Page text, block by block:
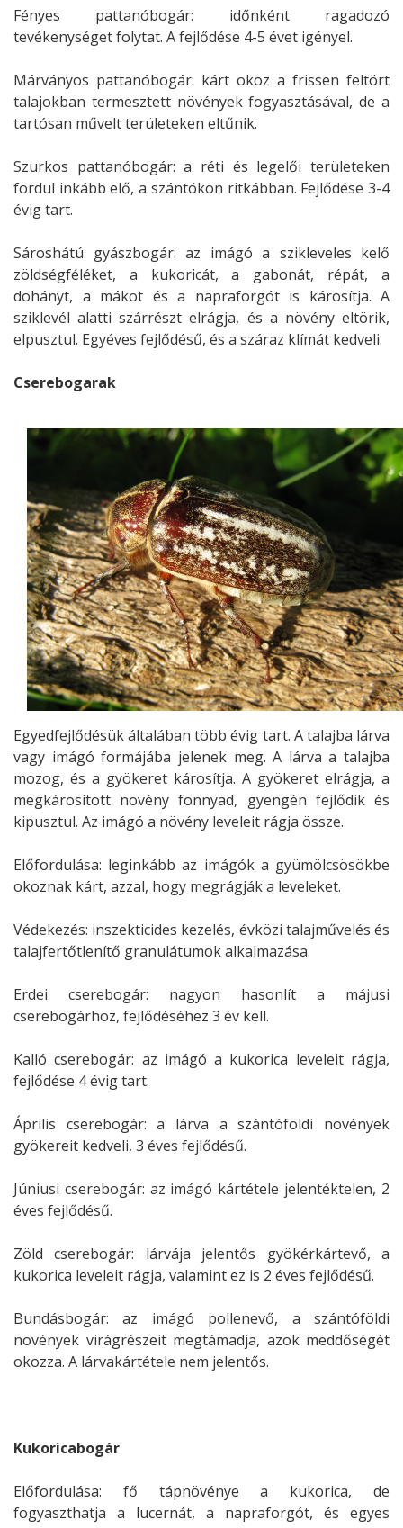
Fényes pattanóbogár: időnként ragadozó
tevékenységet folytat. A fejlődése 4-5 évet igényel.
Márványos pattanóbogár: kárt okoz a frissen feltört
talajokban termesztett növények fogyasztásával, de a
tartósan művelt területeken eltűnik.
Szurkos pattanóbogár: a réti és legelői területeken
fordul inkább elő, a szántókon ritkábban. Fejlődése 3-4
évig tart.
Sároshátú gyászbogár: az imágó a szikleveles kelő
zöldségféléket, a kukoricát, a gabonát, répát, a
dohányt, a mákot és a napraforgót is károsítja. A
sziklevél alatti szárrészt elrágja, és a növény eltörik,
elpusztul. Egyéves fejlődésű, és a száraz klímát kedveli.
Cserebogarak
Egyedfejlődésük általában több évig tart. A talajba lárva
vagy imágó formájába jelenek meg. A lárva a talajba
mozog, és a gyökeret károsítja. A gyökeret elrágja, a
megkárosított növény fonnyad, gyengén fejlődik és
kipusztul. Az imágó a növény leveleit rágja össze.
Előfordulása: leginkább az imágók a gyümölcsösökbe
okoznak kárt, azzal, hogy megrágják a leveleket.
Védekezés: inszekticides kezelés, évközi talajművelés és
talajfertőtlenítő granulátumok alkalmazása.
Erdei cserebogár: nagyon hasonlít a májusi
cserebogárhoz, fejlődéséhez 3 év kell.
Kalló cserebogár: az imágó a kukorica leveleit rágja,
fejlődése 4 évig tart.
Április cserebogár: a lárva a szántóföldi növények
gyökereit kedveli, 3 éves fejlődésű.
Júniusi cserebogár: az imágó kártétele jelentéktelen, 2
éves fejlődésű.
Zöld cserebogár: lárvája jelentős gyökérkártevő, a
kukorica leveleit rágja, valamint ez is 2 éves fejlődésű.
Bundásbogár: az imágó pollenevő, a szántóföldi
növények virágrészeit megtámadja, azok meddőségét
okozza. A lárvakártétele nem jelentős.
Kukoricabogár
Előfordulása: fő tápnövénye a kukorica, de
fogyaszthatja a lucernát, a napraforgót, és egyes